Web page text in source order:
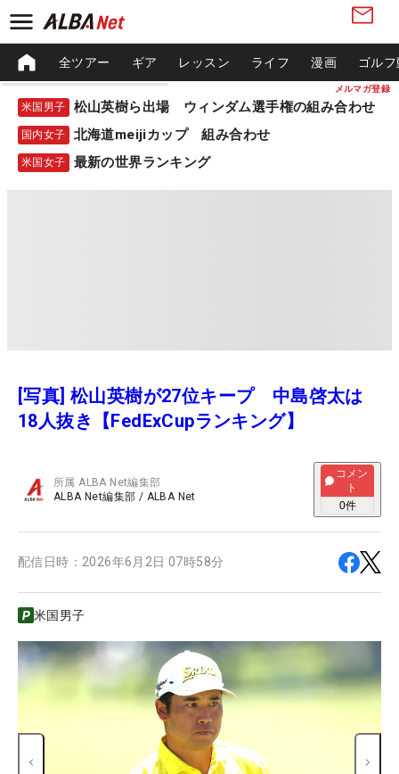
メルマガ登録
全ツアー ギア レッスン ライフ 漫画 ゴル
米国男子 松山英樹ら出場 ウィンダム選手権の組み合わせ
国内女子 北海道meijiカップ 組み合わせ
米国女子 最新の世界ランキング
[写真] 松山英樹が27位キープ 中島啓太は
18人抜き【FedExCupランキング】
所属ALBA Net編集部
ALBA Net編集部 / ALBA Net
コメン
ト
0件
配信日時： 2026年6月2日 07時58分
米国男子